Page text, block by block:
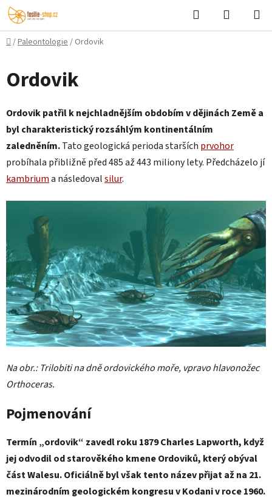
Přejít
na
obsah
Hledat
KOŠÍK
Domů
/Paleontologie/ Ordovik
Ordovik
Ordovik patřil k nejchladnějším obdobím v dějinách Země a
byl charakteristický rozsáhlým kontinentálním
zaledněním.Tato geologická perioda starších prvohor
probíhala přibližně před 485 až 443 miliony lety. Předcházelo jí
kambriuma následovalsilur.
Na obr.: Trilobiti na dně ordovického moře, vpravo hlavonožec
Orthoceras.
Pojmenování
Termín „ordovik“ zavedl roku 1879 Charles Lapworth, když
jej odvodil od starověkého kmene Ordoviků, který obýval
část Walesu. Oficiálně byl však tento název přijat až na 21.
mezinárodním geologickém kongresu v Kodani v roce 1960.